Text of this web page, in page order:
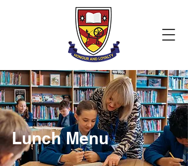
Lunch Menu